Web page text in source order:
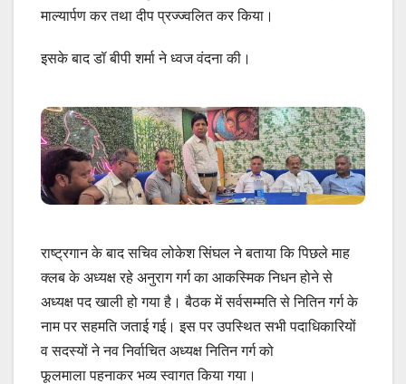
माल्यार्पण कर तथा दीप प्रज्ज्वलित कर किया।
इसके बाद डॉ बीपी शर्मा ने ध्वज वंदना की।
राष्ट्रगान के बाद सचिव लोकेश सिंघल ने बताया कि पिछले माह
क्लब के अध्यक्ष रहे अनुराग गर्ग का आकस्मिक निधन होने से
अध्यक्ष पद खाली हो गया है। बैठक में सर्वसम्मति से नितिन गर्ग के
नाम पर सहमति जताई गई। इस पर उपस्थित सभी पदाधिकारियों
व सदस्यों ने नव निर्वाचित अध्यक्ष नितिन गर्ग को
फूलमाला पहनाकर भव्य स्वागत किया गया।